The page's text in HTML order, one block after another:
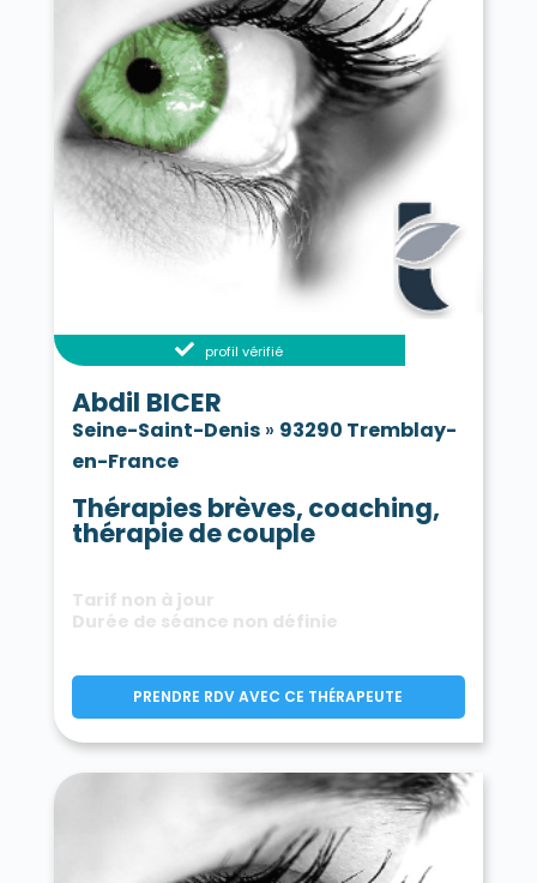
profil vérifié
Abdil BICER
Seine-Saint-Denis» 93290 Tremblay-
en-France
Thérapies brèves, coaching,
thérapie de couple
Tarif non à jour
Durée de séance non définie
PRENDRE RDV AVEC CE THÉRAPEUTE